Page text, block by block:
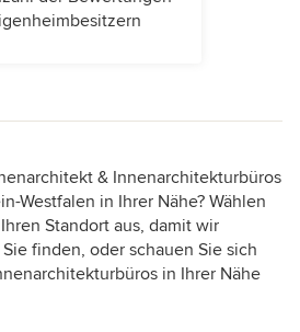
& Innenarchitekturbüros
Westfalen in Ihrer Nähe? Wählen
Standort aus, damit wir
finden, oder schauen Sie sich
in Ihrer Nähe